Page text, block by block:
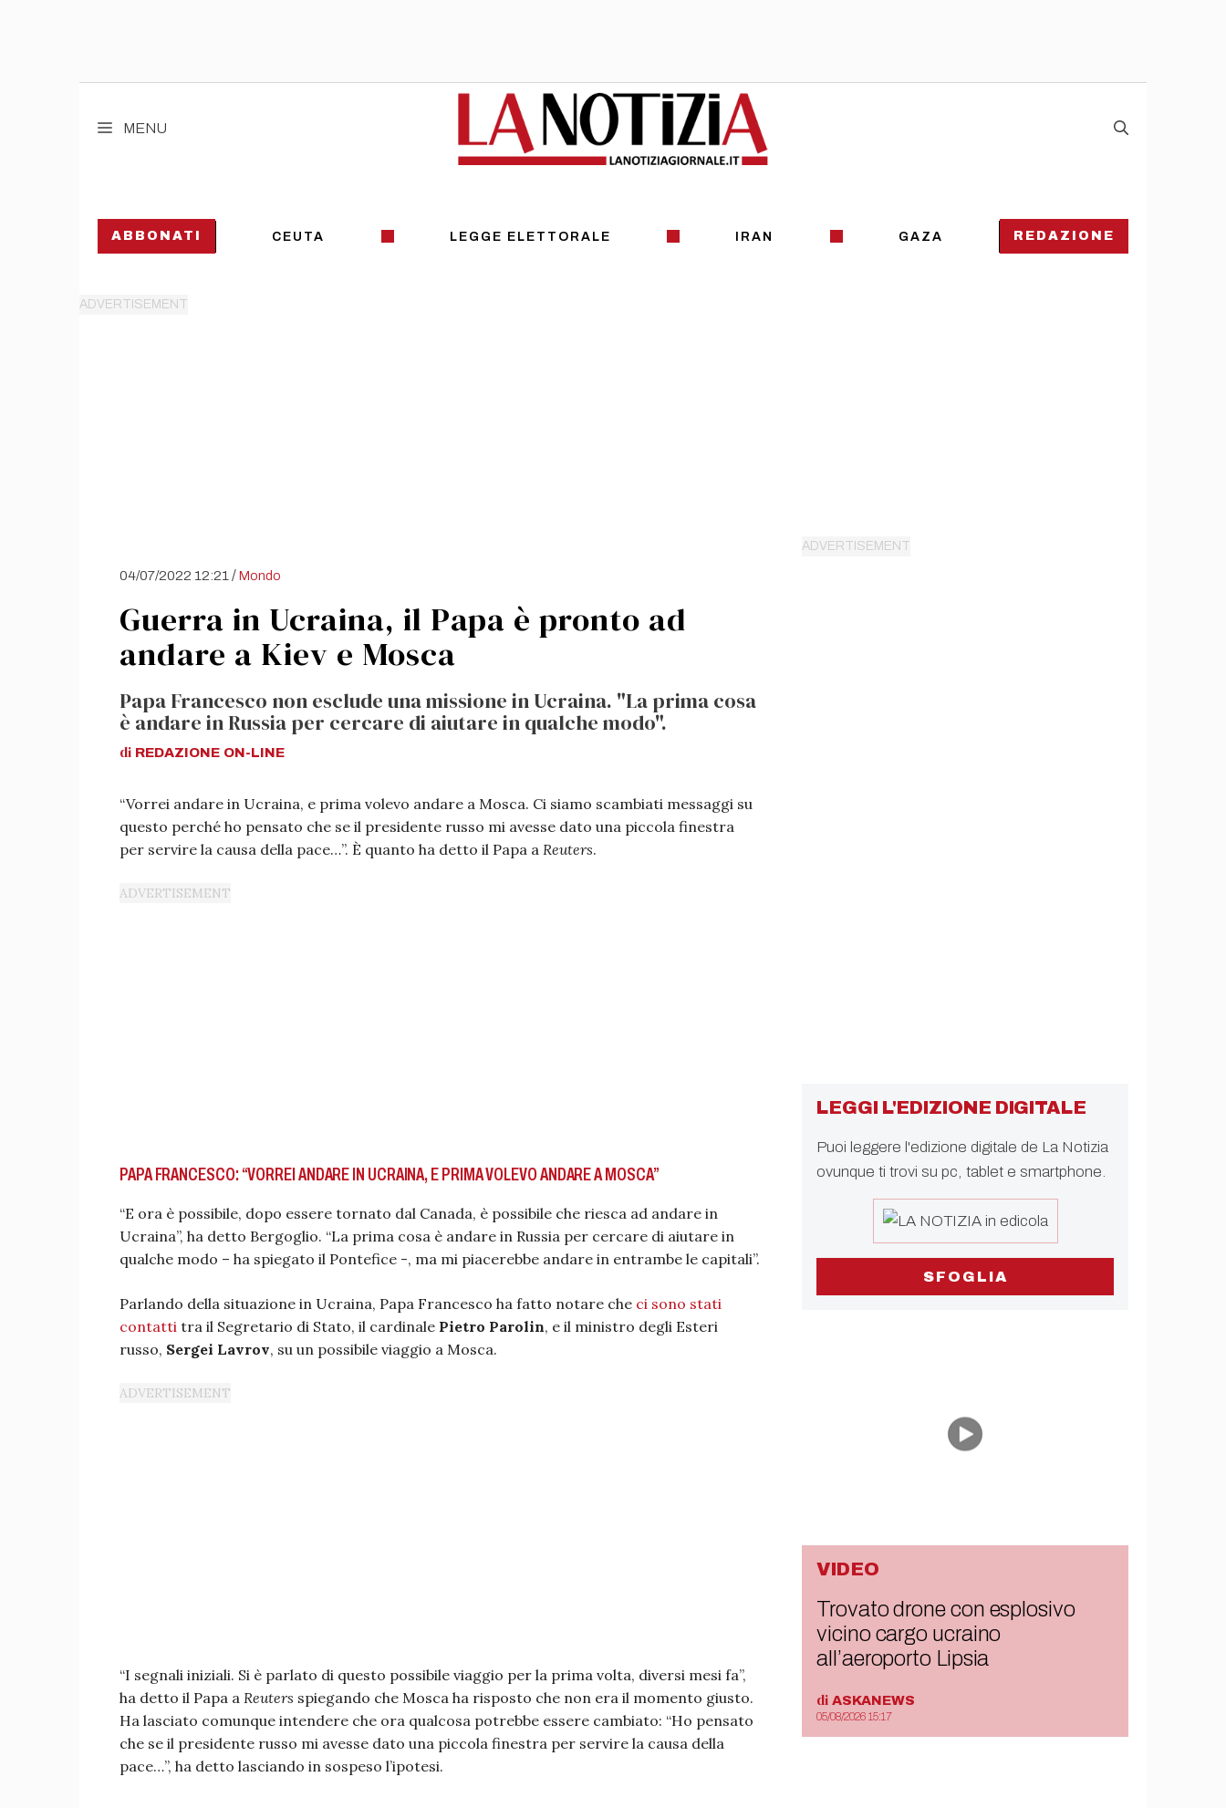
MENU
ABBONATI CEUTA LEGGE ELETTORALE IRAN GAZA REDAZIONE
04/07/2022 12:21 /Mondo
Guerra in Ucraina, il Papa è pronto ad
andare a Kiev e Mosca
Papa Francesco non esclude una missione in Ucraina. "La prima cosa
è andare in Russia per cercare di aiutare in qualche modo".
di REDAZIONE ON-LINE
“Vorrei andare in Ucraina, e prima volevo andare a Mosca. Ci siamo scambiati messaggi su
questo perché ho pensato che se il presidente russo mi avesse dato una piccola finestra
per servire la causa della pace…”. È quanto ha detto il Papa a Reuters.
PAPA FRANCESCO: “VORREI ANDARE IN UCRAINA, E PRIMA VOLEVO ANDARE A MOSCA”
“E ora è possibile, dopo essere tornato dal Canada, è possibile che riesca ad andare in
Ucraina”, ha detto Bergoglio. “La prima cosa è andare in Russia per cercare di aiutare in
qualche modo – ha spiegato il Pontefice -, ma mi piacerebbe andare in entrambe le capitali”.
Parlando della situazione in Ucraina, Papa Francesco ha fatto notare che ci sono stati
contatti tra il Segretario di Stato, il cardinale Pietro Parolin, e il ministro degli Esteri
russo, Sergei Lavrov, su un possibile viaggio a Mosca.
“I segnali iniziali. Si è parlato di questo possibile viaggio per la prima volta, diversi mesi fa”,
ha detto il Papa a Reuters spiegando che Mosca ha risposto che non era il momento giusto.
Ha lasciato comunque intendere che ora qualcosa potrebbe essere cambiato: “Ho pensato
che se il presidente russo mi avesse dato una piccola finestra per servire la causa della
pace…”, ha detto lasciando in sospeso l’ipotesi.
LEGGI L'EDIZIONE DIGITALE
Puoi leggere l'edizione digitale de La Notizia
ovunque ti trovi su pc, tablet e smartphone.
SFOGLIA
VIDEO
Trovato drone con esplosivo
vicino cargo ucraino
all’aeroporto Lipsia
di ASKANEWS
05/08/2026 15:17